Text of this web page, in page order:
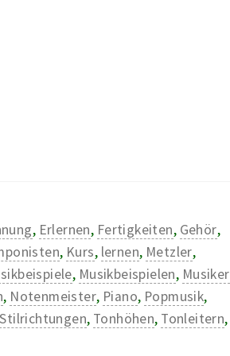
, Erlernen, Fertigkeiten, Gehör,
, Kurs, lernen, Metzler,
, Musikbeispielen, Musiker
, Notenmeister, Piano, Popmusik,
Stilrichtungen, Tonhöhen, Tonleitern,